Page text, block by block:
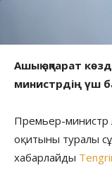
Ашық ақпарат
министрдің үш
Премьер-министр
оқитыны туралы
хабарлайды